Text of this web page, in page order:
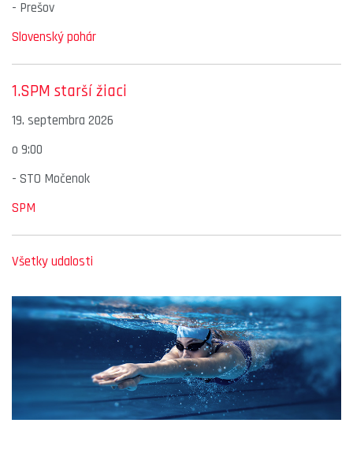
- Prešov
Slovenský pohár
1.SPM starší žiaci
19. septembra 2026
o 9:00
- STO Močenok
SPM
Všetky udalosti